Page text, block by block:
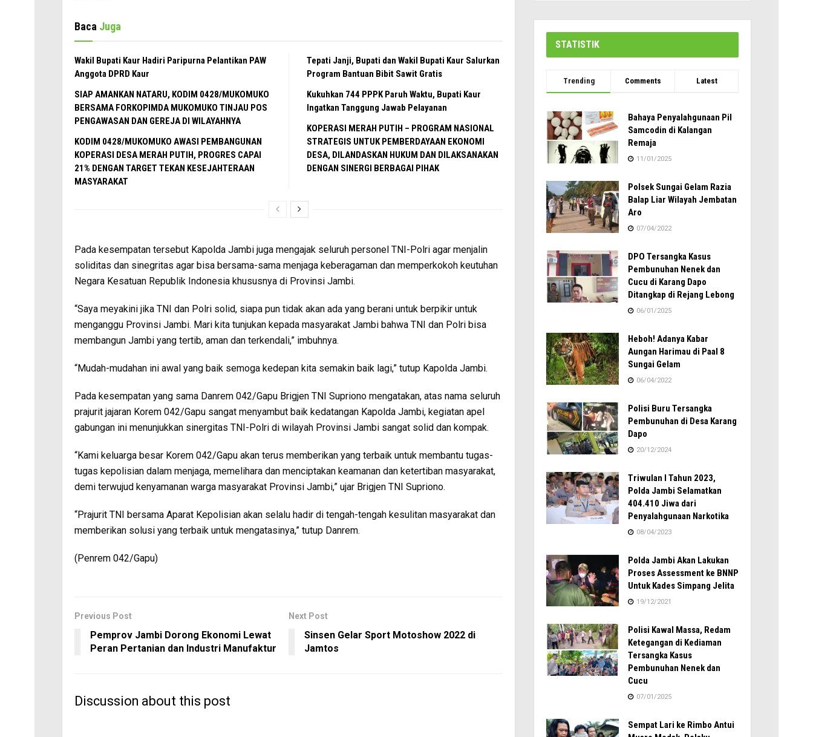
Baca Juga
Wakil Bupati Kaur Hadiri Paripurna Pelantikan PAW
Anggota DPRD Kaur
SIAP AMANKAN NATARU, KODIM 0428/MUKOMUKO
BERSAMA FORKOPIMDA MUKOMUKO TINJAU POS
PENGAWASAN DAN GEREJA DI WILAYAHNYA
KODIM 0428/MUKOMUKO AWASI PEMBANGUNAN
KOPERASI DESA MERAH PUTIH, PROGRES CAPAI
21% DENGAN TARGET TEKAN KESEJAHTERAAN
MASYARAKAT
Tepati Janji, Bupati dan Wakil Bupati Kaur Salurkan
Program Bantuan Bibit Sawit Gratis
Kukuhkan 744 PPPK Paruh Waktu, Bupati Kaur
Ingatkan Tanggung Jawab Pelayanan
KOPERASI MERAH PUTIH – PROGRAM NASIONAL
STRATEGIS UNTUK PEMBERDAYAAN EKONOMI
DESA, DILANDASKAN HUKUM DAN DILAKSANAKAN
DENGAN SINERGI BERBAGAI PIHAK
Pada kesempatan tersebut Kapolda Jambi juga mengajak seluruh personel TNI-Polri agar menjalin
soliditas dan sinegritas agar bisa bersama-sama menjaga keberagaman dan memperkokoh keutuhan
Negara Kesatuan Republik Indonesia khususnya di Provinsi Jambi.
“Saya meyakini jika TNI dan Polri solid, siapa pun tidak akan ada yang berani untuk berpikir untuk
menganggu Provinsi Jambi. Mari kita tunjukan kepada masyarakat Jambi bahwa TNI dan Polri bisa
membangun Jambi yang tertib, aman dan terkendali,” imbuhnya.
“Mudah-mudahan ini awal yang baik semoga kedepan kita semakin baik lagi,” tutup Kapolda Jambi.
Pada kesempatan yang sama Danrem 042/Gapu Brigjen TNI Supriono mengatakan, atas nama seluruh
prajurit jajaran Korem 042/Gapu sangat menyambut baik kedatangan Kapolda Jambi, kegiatan apel
gabungan ini menunjukkan sinergitas TNI-Polri di wilayah Provinsi Jambi sangat solid dan kompak.
“Kami keluarga besar Korem 042/Gapu akan terus memberikan yang terbaik untuk membantu tugas-
tugas kepolisian dalam menjaga, memelihara dan menciptakan keamanan dan ketertiban masyarakat,
demi terwujud kenyamanan warga masyarakat Provinsi Jambi,” ujar Brigjen TNI Supriono.
“Prajurit TNI bersama Aparat Kepolisian akan selalu hadir di tengah-tengah kesulitan masyarakat dan
memberikan solusi yang terbaik untuk mengatasinya,” tutup Danrem.
(Penrem 042/Gapu)
Previous Post
Pemprov Jambi Dorong Ekonomi Lewat
Peran Pertanian dan Industri Manufaktur
Next Post
Sinsen Gelar Sport Motoshow 2022 di
Jamtos
Discussion about this post
STATISTIK
Trending Comments Latest
Bahaya Penyalahgunaan Pil
Samcodin di Kalangan
Remaja
11/01/2025
Polsek Sungai Gelam Razia
Balap Liar Wilayah Jembatan
Aro
07/04/2022
DPO Tersangka Kasus
Pembunuhan Nenek dan
Cucu di Karang Dapo
Ditangkap di Rejang Lebong
06/01/2025
Heboh! Adanya Kabar
Aungan Harimau di Paal 8
Sungai Gelam
06/04/2022
Polisi Buru Tersangka
Pembunuhan di Desa Karang
Dapo
20/12/2024
Triwulan I Tahun 2023,
Polda Jambi Selamatkan
404.410 Jiwa dari
Penyalahgunaan Narkotika
08/04/2023
Polda Jambi Akan Lakukan
Proses Assessment ke BNNP
Untuk Kades Simpang Jelita
19/12/2021
Polisi Kawal Massa, Redam
Ketegangan di Kediaman
Tersangka Kasus
Pembunuhan Nenek dan
Cucu
07/01/2025
Sempat Lari ke Rimbo Antui